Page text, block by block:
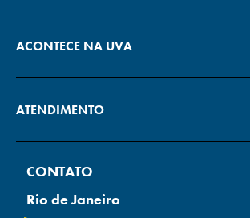
ACONTECE NA UVA
ATENDIMENTO
CONTATO
Rio de Janeiro